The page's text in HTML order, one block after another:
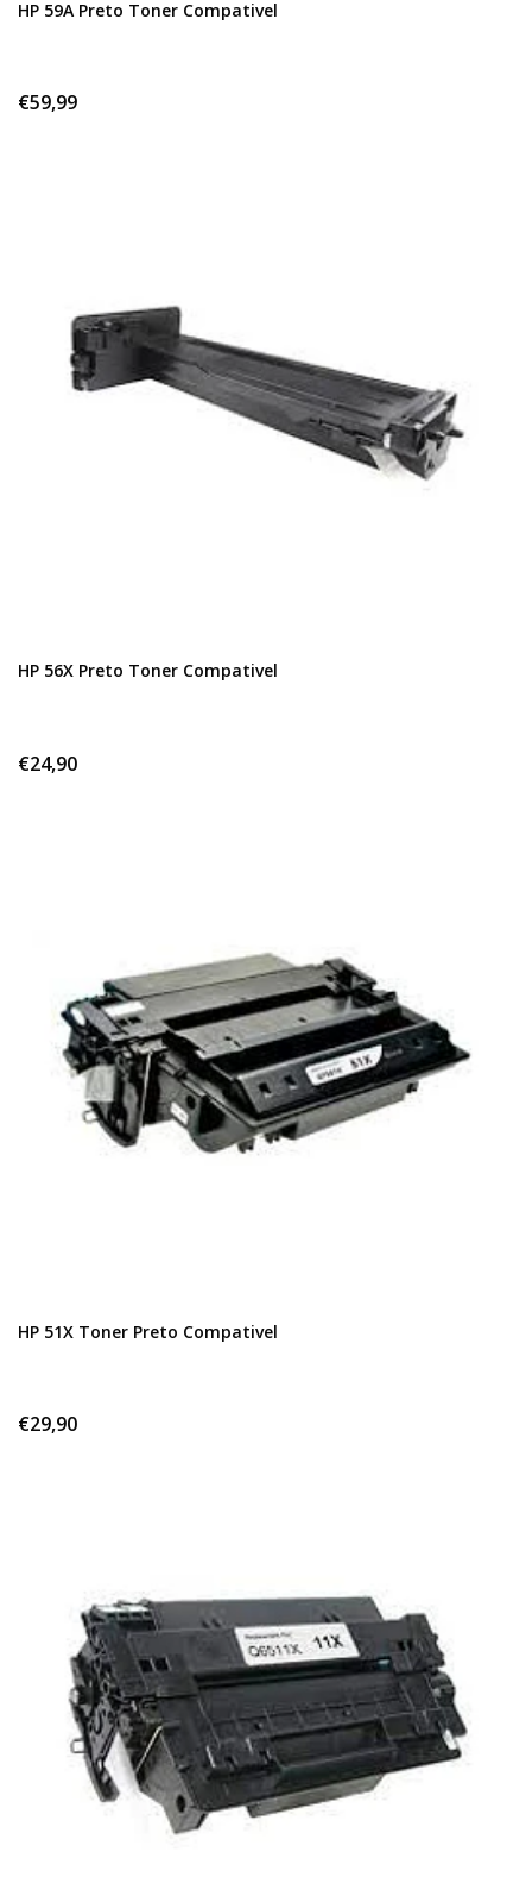
HP 59A Preto Toner Compativel
€59,99
HP 56X Preto Toner Compativel
€24,90
HP 51X Toner Preto Compativel
€29,90